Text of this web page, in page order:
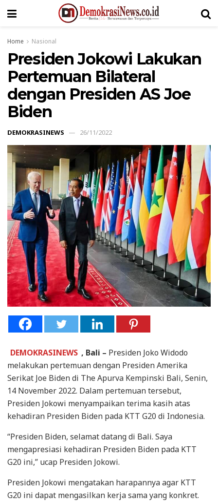
Home Nasional
Presiden Jokowi Lakukan
Pertemuan Bilateral
dengan Presiden AS Joe
Biden
DEMOKRASINEWS 26/11/2022
DEMOKRASINEWS , Bali – Presiden Joko Widodo
melakukan pertemuan dengan Presiden Amerika
Serikat Joe Biden di The Apurva Kempinski Bali, Senin,
14 November 2022. Dalam pertemuan tersebut,
Presiden Jokowi menyampaikan terima kasih atas
kehadiran Presiden Biden pada KTT G20 di Indonesia.
“Presiden Biden, selamat datang di Bali. Saya
mengapresiasi kehadiran Presiden Biden pada KTT
G20 ini,” ucap Presiden Jokowi.
Presiden Jokowi mengatakan harapannya agar KTT
G20 ini dapat mengasilkan kerja sama yang konkret.